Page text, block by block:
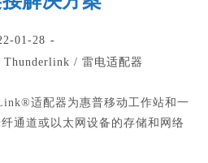
01-28
Thunderlink / 雷电适配器
适配器为惠普移动工作站和一
通道或以太网设备的存储和网络